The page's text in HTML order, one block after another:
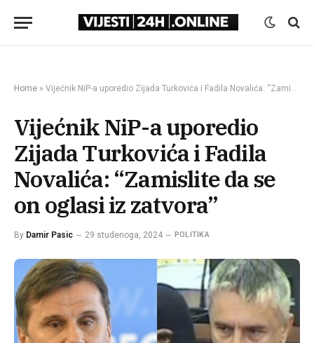
Home » Vijećnik NiP-a uporedio Zijada Turkovića i Fadila Novalića: “Zamislite da se on oglasi iz zatvora”
Vijećnik NiP-a uporedio
Zijada Turkovića i Fadila
Novalića: “Zamislite da se
on oglasi iz zatvora”
By Damir Pasic 29 studenoga, 2024 POLITIKA